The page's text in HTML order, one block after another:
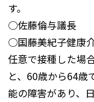
す。
○佐藤倫与議長
○国藤美紀子健康
任意で接種した場
と、60歳から64歳
能の障害があり、